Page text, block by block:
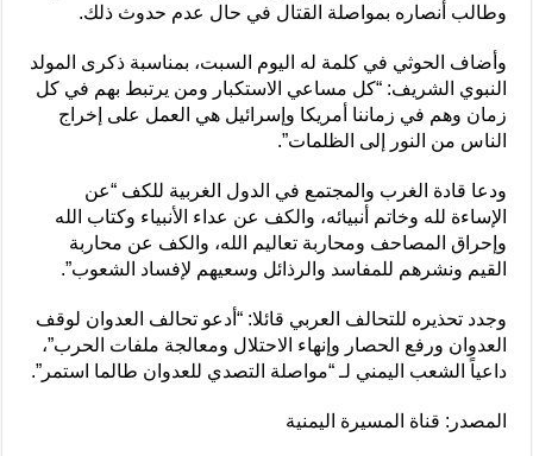
وطالب أنصاره بمواصلة القتال في حال عدم حدوث ذلك.
وأضاف الحوثي في كلمة له اليوم السبت، بمناسبة ذكرى المولد
النبوي الشريف: “كل مساعي الاستكبار ومن يرتبط بهم في كل
زمان وهم في زماننا أمريكا وإسرائيل هي العمل على إخراج
الناس من النور إلى الظلمات”.
ودعا قادة الغرب والمجتمع في الدول الغربية للكف “عن
الإساءة لله وخاتم أنبيائه، والكف عن عداء الأنبياء وكتاب الله
وإحراق المصاحف ومحاربة تعاليم الله، والكف عن محاربة
القيم ونشرهم للمفاسد والرذائل وسعيهم لإفساد الشعوب”.
وجدد تحذيره للتحالف العربي قائلا: “أدعو تحالف العدوان لوقف
العدوان ورفع الحصار وإنهاء الاحتلال ومعالجة ملفات الحرب”،
داعياً الشعب اليمني لـ “مواصلة التصدي للعدوان طالما استمر”.
المصدر: قناة المسيرة اليمنية